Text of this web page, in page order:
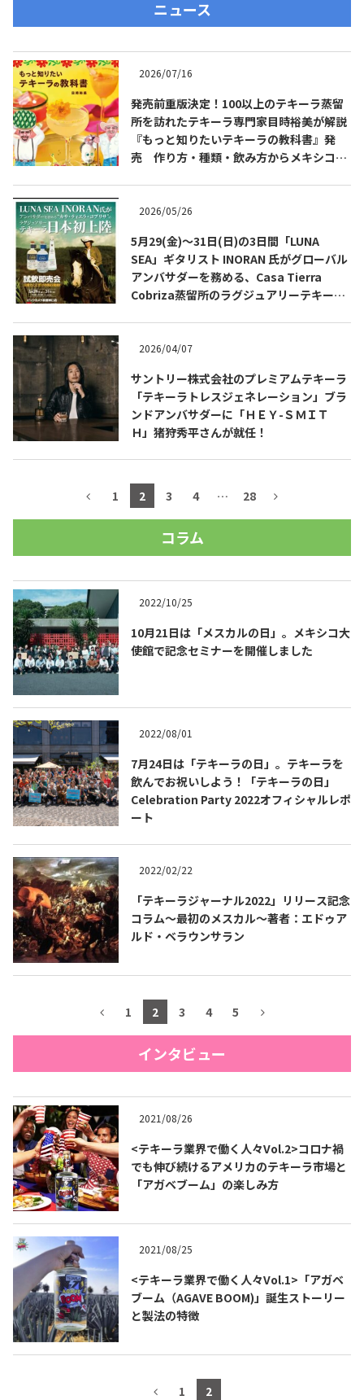
ニュース
2026/07/16
発売前重版決定！100以上のテキーラ蒸留
所を訪れたテキーラ専門家目時裕美が解説
『もっと知りたいテキーラの教科書』発
売 作り方・種類・飲み方からメキシコ文
2026/05/26
5月29(金)～31日(日)の3日間「LUNA
SEA」ギタリスト INORAN 氏がグローバル
アンバサダーを務める、Casa Tierra
Cobriza蒸留所のラグジュアリーテキーラ
2026/04/07
サントリー株式会社のプレミアムテキーラ
「テキーラトレスジェネレーション」ブラ
ンドアンバサダーに「ＨＥＹ-ＳＭＩＴ
Ｈ」猪狩秀平さんが就任！
1 2 3 4 … 28
コラム
2022/10/25
10月21日は「メスカルの日」。メキシコ大
使館で記念セミナーを開催しました
2022/08/01
7月24日は「テキーラの日」。テキーラを
飲んでお祝いしよう！「テキーラの日」
Celebration Party 2022オフィシャルレポ
ート
2022/02/22
「テキーラジャーナル2022」リリース記念
コラム～最初のメスカル～著者：エドゥア
ルド・ベラウンサラン
1 2 3 4 5
インタビュー
2021/08/26
<テキーラ業界で働く人々Vol.2>コロナ禍
でも伸び続けるアメリカのテキーラ市場と
「アガベブーム」の楽しみ方
2021/08/25
<テキーラ業界で働く人々Vol.1>「アガベ
ブーム（AGAVE BOOM)」誕生ストーリー
と製法の特徴
1 2